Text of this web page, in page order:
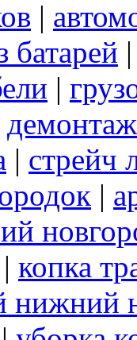
|
батарей
|
демонтаж
| стрейч
|
| копка
нижний